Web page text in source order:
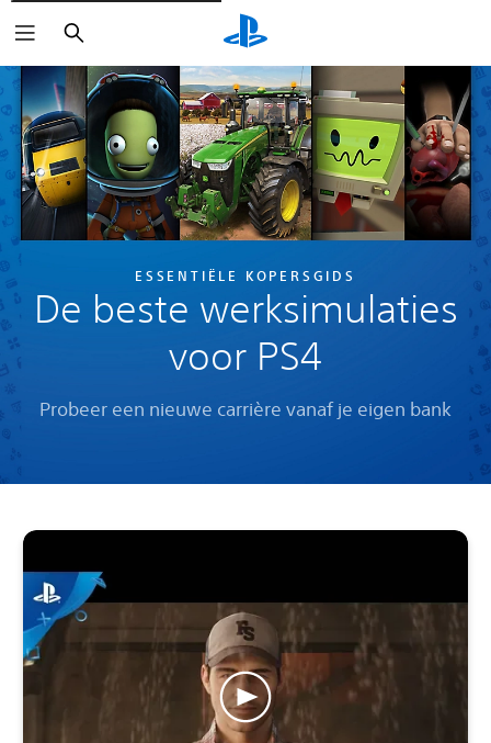
Zoeken
ESSENTIËLE KOPERSGIDS
De beste werksimulaties
voor PS4
Probeer een nieuwe carrière vanaf je eigen bank